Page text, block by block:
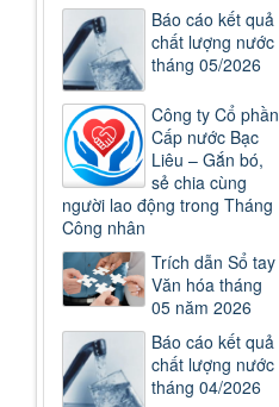
Báo cáo kết quả
chất lượng nước
tháng 05/2026
Công ty Cổ phần
Cấp nước Bạc
Liêu – Gắn bó,
sẻ chia cùng
người lao động trong Tháng
Công nhân
Trích dẫn Sổ tay
Văn hóa tháng
05 năm 2026
Báo cáo kết quả
chất lượng nước
tháng 04/2026